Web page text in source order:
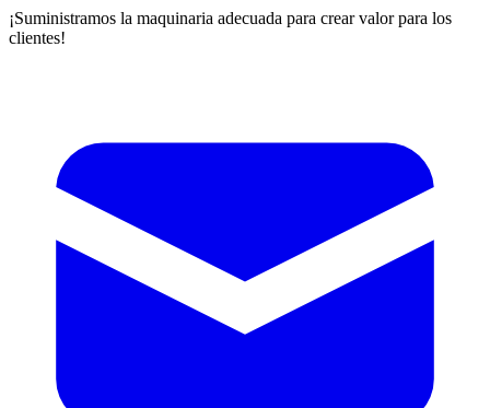
¡Suministramos la maquinaria adecuada para crear valor para los
clientes!